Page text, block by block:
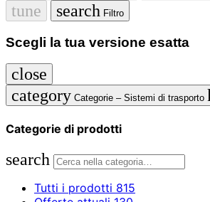
tune search Filtro
Scegli la tua versione esatta
close
category Categorie – Sistemi di trasporto
Categorie di prodotti
search
Tutti i prodotti 815